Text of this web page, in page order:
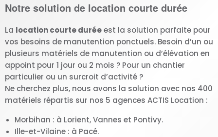
Notre solution de location courte durée
La location courte duréeest la solution parfaite pour
vos besoins de manutention ponctuels. Besoin d’un ou
plusieurs matériels de manutention ou d’élévation en
appoint pour 1 jour ou 2 mois ? Pour un chantier
particulier ou un surcroit d’activité ?
Ne cherchez plus, nous avons la solution avec nos 400
matériels répartis sur nos 5 agences ACTIS Location :
Morbihan : à Lorient, Vannes et Pontivy.
Ille-et-Vilaine : à Pacé.